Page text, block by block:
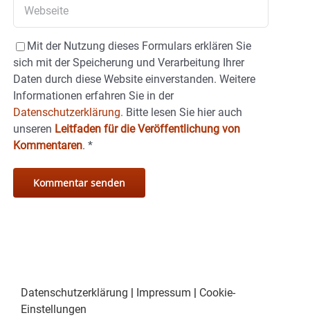
Mit der Nutzung dieses Formulars erklären Sie
sich mit der Speicherung und Verarbeitung Ihrer
Daten durch diese Website einverstanden. Weitere
Informationen erfahren Sie in der
Datenschutzerklärung. Bitte lesen Sie hier auch
unseren Leitfaden für die Veröffentlichung von
Kommentaren. *
Datenschutzerklärung Impressum
Cookie-
Einstellungen